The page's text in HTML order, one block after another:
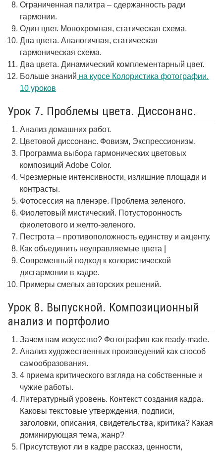
Ограниченная палитра – сдержанность ради
гармонии.
Один цвет. Монохромная, статическая схема.
Два цвета. Аналогичная, статическая
гармоническая схема.
Два цвета. Динамический комплементарный цвет.
Больше знаний на курсе Колористика фотографии.
10 уроков
Урок 7. Проблемы цвета. Диссонанс.
Анализ домашних работ.
Цветовой диссонанс. Фовизм, Экспрессионизм.
Программа выбора гармонических цветовых
композиций Adobe Color.
Чрезмерные интенсивности, излишние площади и
контрасты.
Фотосессия на пленэре. Проблема зеленого.
Фиолетовый мистический. Потусторонность
фиолетового и желто-зеленого.
Пестрота – противоположность единству и акценту.
Как объединить неуправляемые цвета |
Современный подход к колористической
дисгармонии в кадре.
Примеры смелых авторских решений.
Урок 8. Выпускной. Композиционный
анализ и портфолио
Зачем нам искусство? Фотография как ready-made.
Анализ художественных произведений как способ
самообразования.
4 приема критического взгляда на собственные и
чужие работы.
Литературный уровень. Контекст создания кадра.
Каковы текстовые утверждения, подписи,
заголовки, описания, свидетельства, критика? Какая
доминирующая тема, жанр?
Присутствуют ли в кадре рассказ, ценности,